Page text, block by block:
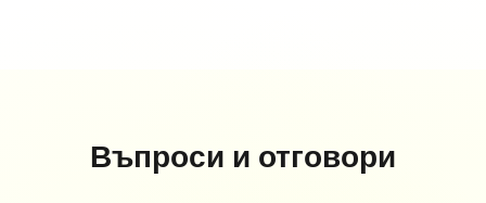
Въпроси и отговори